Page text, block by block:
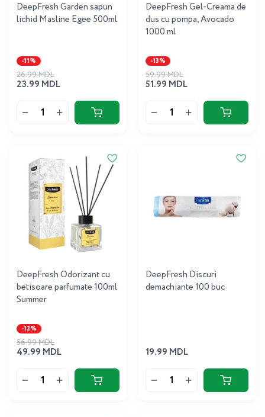
DeepFresh Garden sapun
lichid Masline Egee 500ml
-11%
23.99 MDL
26.99 MDL
DeepFresh Gel-Creama de
dus cu pompa, Avocado
1000 ml
-13%
51.99 MDL
59.99 MDL
DeepFresh Odorizant cu
betisoare parfumate 100ml
Summer
-12%
49.99 MDL
56.99 MDL
DeepFresh Discuri
demachiante 100 buc
19.99 MDL